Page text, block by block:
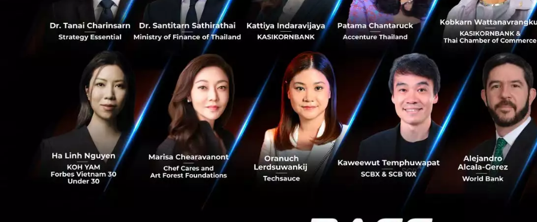
สิงหาคม 18, 2023| ByTechsauce Team
0
News mqdc education metaverse
คำทำนายจาก Brett King 40 ปีข้างหน้าเศรษฐกิจ
เอเชียจะเป็นยังไง ?
หัวข้อ ‘Asia in 2050’ บรรยายโดยคุณ Brett King นักอนาคต
วิทยาและผู้ทรงอิทธิพลด้าน Fintech ระดับโลก ซึ่งในหัวข้อนี้
จะพาคุณข้ามเวลาไปยังภูมิภาคเอเชียในปี 2050 พร้อมคาด
การณ์เศรษฐกิจและอ...
สิงหาคม 18, 2023
Techsauce Team